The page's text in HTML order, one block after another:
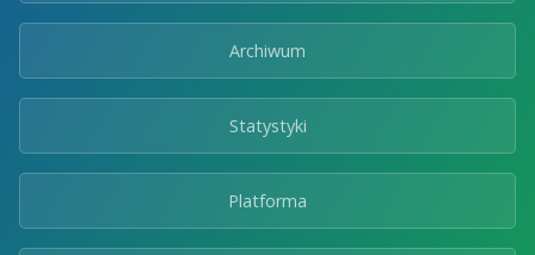
Archiwum
Statystyki
Platforma